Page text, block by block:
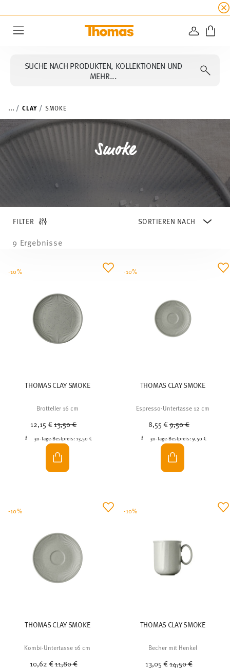
☀️ Bis zu 45% Rabatt auf alle
SUCHE NACH PRODUKTEN, KOLLEKTIONEN UND
MEHR...
... CLAY SMOKE
Smoke
FILTER
9 Ergebnisse
THOMAS CLAY SMOKE
Brotteller 16 cm
12,15 € Price reduced from
13,50 €
30-Tage-Bestpreis: 13,50 €
-10%
THOMAS CLAY SMOKE
Espresso-Untertasse 12 cm
8,55 € Price reduced from
9,50 €to
30-Tage-Bestpreis: 9,50 €
-10%
THOMAS CLAY SMOKE
Kombi-Untertasse 16 cm
10,62 € Price reduced from
11,80 €to
-10%
THOMAS CLAY SMOKE
Becher mit Henkel
13,05 € Price reduced from
14,50 €to
-10%